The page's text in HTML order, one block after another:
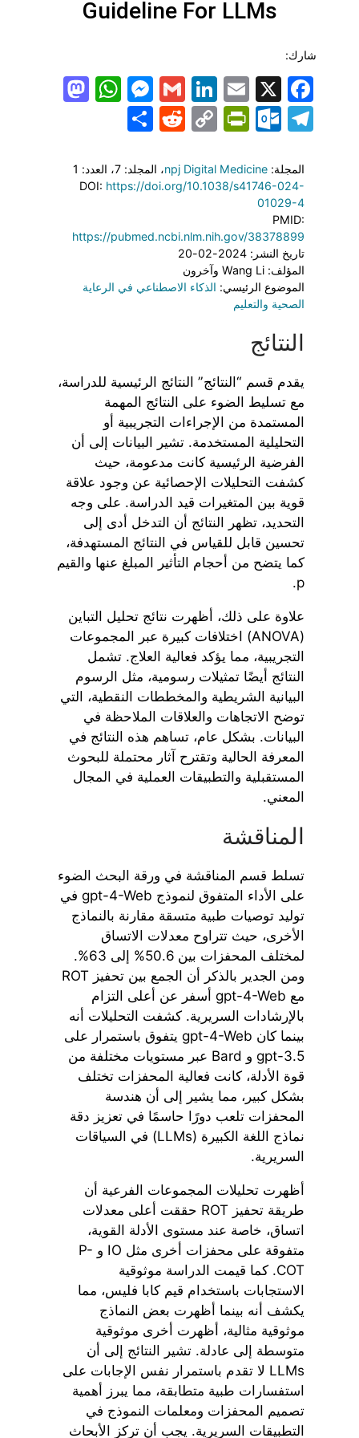
Guideline For LLMs
شارك:
Facebook
X
Email
LinkedIn
Gmail
Telegram
Outlook.com
PrintFriendly
Copy
Reddit
Share
المجلة: npj Digital Medicine، المجلد: 7
، العدد: 1
DOI: https://doi.org/10.1038/s41746-024-
01029-4
PMID:
https://pubmed.ncbi.nlm.nih.gov/38378899
تاريخ النشر: 2024-02-20
المؤلف: Wang Li وآخرون
الموضوع الرئيسي: الذكاء الاصطناعي في الرعاية
الصحية والتعليم
النتائج
يقدم قسم “النتائج” النتائج الرئيسية للدراسة،
مع تسليط الضوء على النتائج المهمة
المستمدة من الإجراءات التجريبية أو
التحليلية المستخدمة. تشير البيانات إلى أن
الفرضية الرئيسية كانت مدعومة، حيث
كشفت التحليلات الإحصائية عن وجود علاقة
قوية بين المتغيرات قيد الدراسة. على وجه
التحديد، تظهر النتائج أن التدخل أدى إلى
تحسين قابل للقياس في النتائج المستهدفة،
كما يتضح من أحجام التأثير المبلغ عنها والقيم
p.
علاوة على ذلك، أظهرت نتائج تحليل التباين
(ANOVA) اختلافات كبيرة عبر المجموعات
التجريبية، مما يؤكد فعالية العلاج. تشمل
النتائج أيضًا تمثيلات رسومية، مثل الرسوم
البيانية الشريطية والمخططات النقطية، التي
توضح الاتجاهات والعلاقات الملاحظة في
البيانات. بشكل عام، تساهم هذه النتائج في
المعرفة الحالية وتقترح آثار محتملة للبحوث
المستقبلية والتطبيقات العملية في المجال
المعني.
المناقشة
تسلط قسم المناقشة في ورقة البحث الضوء
على الأداء المتفوق لنموذج gpt-4-Web في
توليد توصيات طبية متسقة مقارنة بالنماذج
الأخرى، حيث تتراوح معدلات الاتساق
لمختلف المحفزات بين 50.6% إلى 63%.
ومن الجدير بالذكر أن الجمع بين تحفيز ROT
مع gpt-4-Web أسفر عن أعلى التزام
بالإرشادات السريرية. كشفت التحليلات أنه
بينما كان gpt-4-Web يتفوق باستمرار على
gpt-3.5 و Bard عبر مستويات مختلفة من
قوة الأدلة، كانت فعالية المحفزات تختلف
بشكل كبير، مما يشير إلى أن هندسة
المحفزات تلعب دورًا حاسمًا في تعزيز دقة
نماذج اللغة الكبيرة (LLMs) في السياقات
السريرية.
أظهرت تحليلات المجموعات الفرعية أن
طريقة تحفيز ROT حققت أعلى معدلات
اتساق، خاصة عند مستوى الأدلة القوية،
متفوقة على محفزات أخرى مثل IO و P-
COT. كما قيمت الدراسة موثوقية
الاستجابات باستخدام قيم كابا فليس، مما
يكشف أنه بينما أظهرت بعض النماذج
موثوقية مثالية، أظهرت أخرى موثوقية
متوسطة إلى عادلة. تشير النتائج إلى أن
LLMs لا تقدم باستمرار نفس الإجابات على
استفسارات طبية متطابقة، مما يبرز أهمية
تصميم المحفزات ومعلمات النموذج في
التطبيقات السريرية. يجب أن تركز الأبحاث